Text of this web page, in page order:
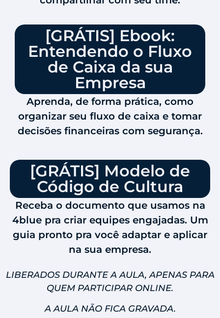
[GRÁTIS] Ebook:
Entendendo o Fluxo
de Caixa da sua
Empresa
Aprenda, de forma prática, como
organizar seu fluxo de caixa e tomar
decisões financeiras com segurança.
[GRÁTIS] Modelo de
Código de Cultura
Receba o documento que usamos na
4blue pra criar equipes engajadas. Um
guia pronto pra você adaptar e aplicar
na sua empresa.
LIBERADOS DURANTE A AULA, APENAS PARA
QUEM PARTICIPAR ONLINE.
A AULA NÃO FICA GRAVADA.